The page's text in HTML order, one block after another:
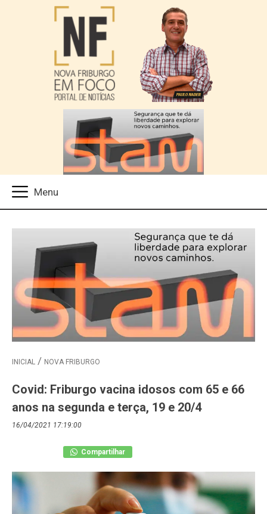
INICIAL NOVA FRIBURGO
Covid: Friburgo vacina idosos com 65 e 66
anos na segunda e terça, 19 e 20/4
16/04/2021 17:19:00
Compartilhar